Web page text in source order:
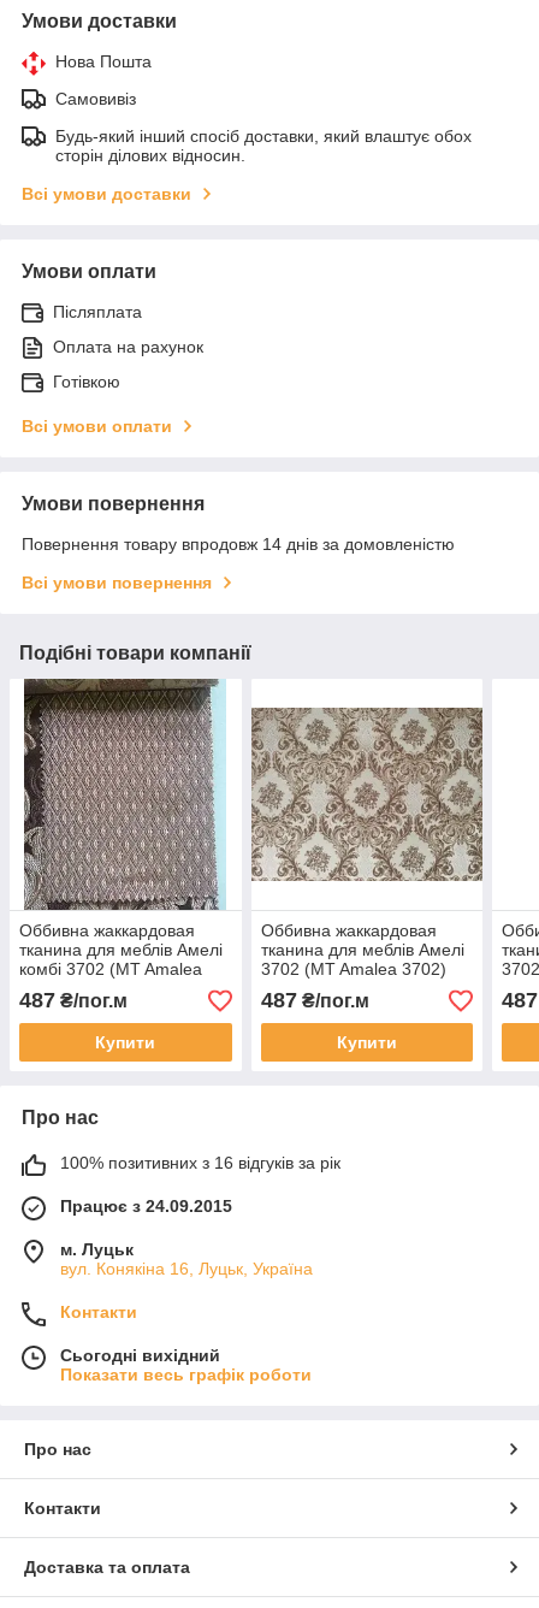
Умови доставки
Нова Пошта
Самовивіз
Будь-який інший спосіб доставки, який влаштує обох
сторін ділових відносин.
Всі умови доставки
Умови оплати
Післяплата
Оплата на рахунок
Готівкою
Всі умови оплати
Умови повернення
Повернення товару впродовж 14 днів за домовленістю
Всі умови повернення
Подібні товари компанії
Оббивна жаккардовая
тканина для меблів Амелі
комбі 3702 (MT Amalea
combi 3702)
487 ₴/пог.м
Купити
Оббивна жаккардовая
тканина для меблів Амелі
3702 (MT Amalea 3702)
487₴/пог.м
Купити
487
Про нас
100% позитивних з 16 відгуків за рік
Працює з 24.09.2015
м. Луцьк
вул. Конякіна 16, Луцьк, Україна
Контакти
Сьогодні вихідний
Показати весь графік роботи
Про нас
Контакти
Доставка та оплата